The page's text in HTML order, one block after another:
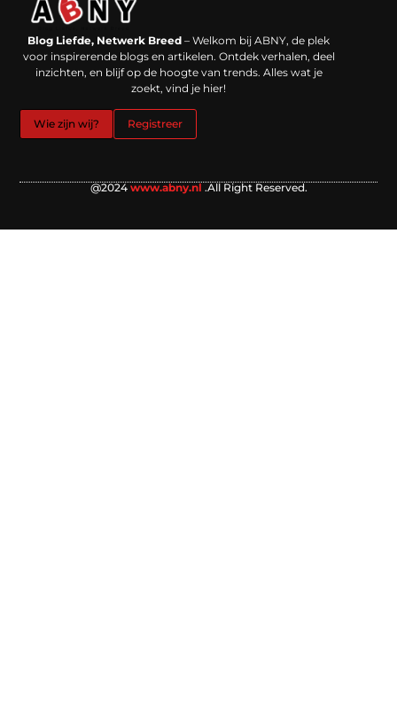
Blog Liefde, Netwerk Breed – Welkom bij ABNY, de plek
voor inspirerende blogs en artikelen. Ontdek verhalen, deel
inzichten, en blijf op de hoogte van trends. Alles wat je
zoekt, vind je hier!
Wie zijn wij? Registreer
@2024 www.abny.nl .All Right Reserved.